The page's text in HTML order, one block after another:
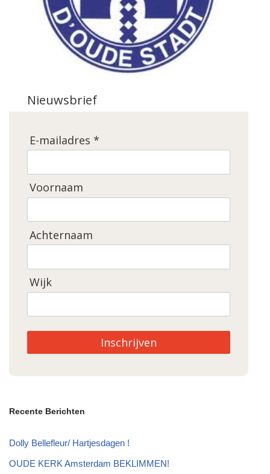
Nieuwsbrief
E-mailadres *
Voornaam
Achternaam
Wijk
Inschrijven
Recente Berichten
Dolly Bellefleur/ Hartjesdagen !
OUDE KERK Amsterdam BEKLIMMEN!